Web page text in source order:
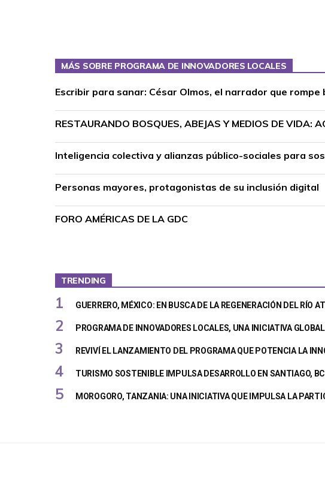
MÁS SOBRE PROGRAMA DE INNOVADORES LOCALES
Escribir para sanar: César Olmos, el narrador que
RESTAURANDO BOSQUES, ABEJAS Y MEDIOS DE VIDA:
Inteligencia colectiva y alianzas público-sociales para
Personas mayores, protagonistas de su inclusión digital
FORO AMÉRICAS DE LA GDC
TRENDING
GUERRERO, MÉXICO: EN BUSCA DE LA REGENERACIÓN DEL RÍO
PROGRAMA DE INNOVADORES LOCALES, UNA INICIATIVA
REVIVÍ EL LANZAMIENTO DEL PROGRAMA QUE POTENCIA LA
TURISMO SOSTENIBLE IMPULSA DESARROLLO EN SANTIAGO,
MOROGORO, TANZANIA: UNA INICIATIVA QUE IMPULSA LA